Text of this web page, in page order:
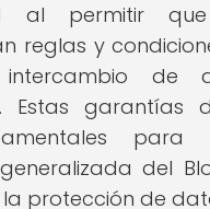
al permitir
reglas y
de
Estas garantías
para
del
protección de